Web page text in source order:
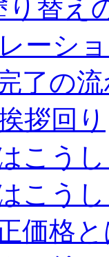
り替え
ーシ
了の
拶回り
こう
こう
価格